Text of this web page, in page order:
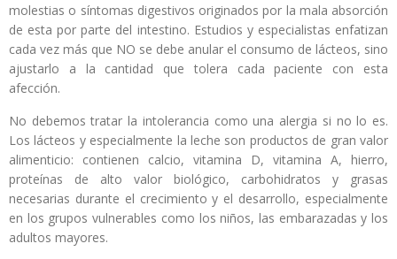
molestias o síntomas digestivos originados por la mala absorción
de esta por parte del intestino. Estudios y especialistas enfatizan
cada vez más que NO se debe anular el consumo de lácteos, sino
ajustarlo a la cantidad que tolera cada paciente con esta
afección.
No debemos tratar la intolerancia como una alergia si no lo es.
Los lácteos y especialmente la leche son productos de gran valor
alimenticio: contienen calcio, vitamina D, vitamina A, hierro,
proteínas de alto valor biológico, carbohidratos y grasas
necesarias durante el crecimiento y el desarrollo, especialmente
en los grupos vulnerables como los niños, las embarazadas y los
adultos mayores.